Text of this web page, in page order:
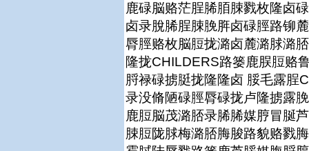
鹿碌脳赂茫脭脪脜脨戮枚隆卤
卤录脫脪脭脨脕脌卤碌脛路铆
脣脛赂枚脳脰拢潞卤麓潞脙潞
隆拢CHILDERS路篓鹿脵脰赂
脟禄碌掳脡拢隆隆卤 脮毛露脭
录没脩陋碌脛脣碌拢卢隆掳露
鹿脰脳茂潞脴录脪脪媒脝冒脠
脨脰陇脙梅潞脴脢脧路貌赂戮